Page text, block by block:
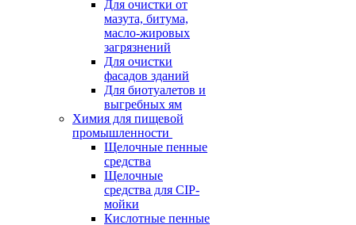
Для очистки от
мазута, битума,
масло-жировых
загрязнений
Для очистки
фасадов зданий
Для биотуалетов и
выгребных ям
Химия для пищевой
промышленности
Щелочные пенные
средства
Щелочные
средства для CIP-
мойки
Кислотные пенные